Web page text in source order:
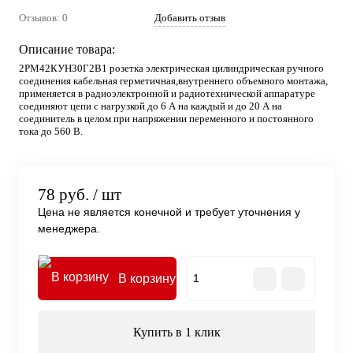
Отзывов: 0 Добавить отзыв
Описание товара:
2РМ42КУН30Г2В1 розетка электрическая цилиндрическая ручного
соединения кабельная герметичная,внутреннего объемного монтажа,
применяется в радиоэлектронной и радиотехнической аппаратуре
соединяют цепи с нагрузкой до 6 А на каждый и до 20 А на
соединитель в целом при напряжении переменного и постоянного
тока до 560 В.
78 руб. / шт
Цена не является конечной и требует уточнения у
менеджера.
В корзину
Купить в 1 клик